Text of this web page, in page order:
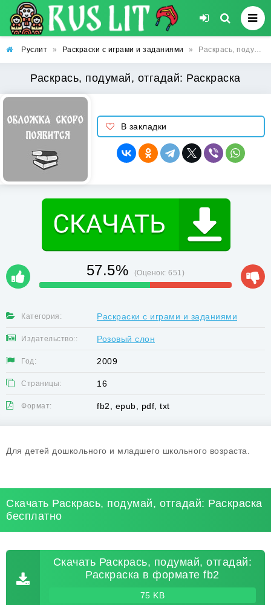
Руслит » Раскраски с играми и заданиями » Раскрась, подумай, отгадай: Раскраска
Раскрась, подумай, отгадай: Раскраска
В закладки
57.5% (Оценок:651)
Категория: Раскраски с играми и заданиями
Издательство:: Розовый слон
Год: 2009
Страницы: 16
Формат: fb2, epub, pdf, txt
Для детей дошкольного и младшего школьного возраста.
Скачать Раскрась, подумай, отгадай: Раскраска
бесплатно
Скачать Раскрась, подумай, отгадай:
Раскраска в формате fb2
75 KB